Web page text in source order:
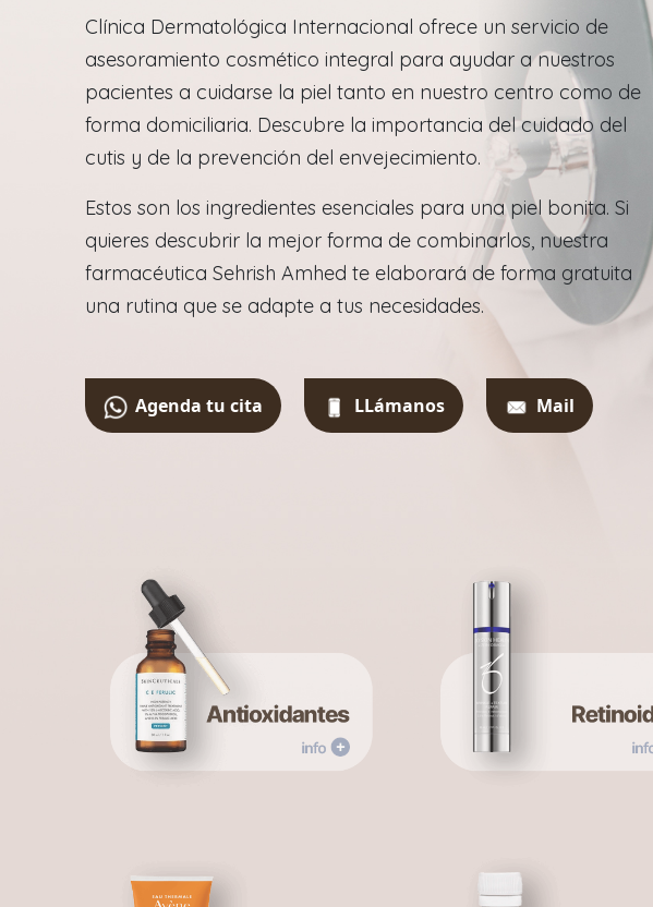
Clínica Dermatológica Internacional ofrece un servicio de
asesoramiento cosmético integral para ayudar a nuestros
pacientes a cuidarse la piel tanto en nuestro centro como de
forma domiciliaria. Descubre la importancia del cuidado del
cutis y de la prevención del envejecimiento.
Estos son los ingredientes esenciales para una piel bonita. Si
quieres descubrir la mejor forma de combinarlos, nuestra
farmacéutica Sehrish Amhed te elaborará de forma gratuita
una rutina que se adapte a tus necesidades.
Agenda tu cita LLámanos Mail